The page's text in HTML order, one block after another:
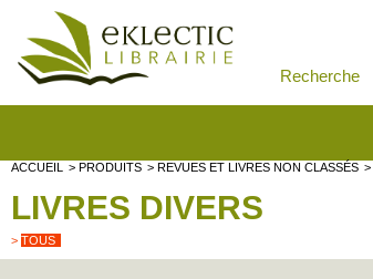
Recherche
ACCUEIL > PRODUITS > REVUES ET LIVRES NON CLASSÉS >
LIVRES DIVERS
> TOUS